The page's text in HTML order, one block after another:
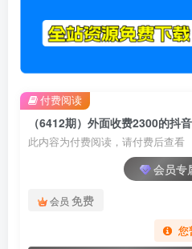
此内容为付费阅读，请付费后查看
会员专
会员 免费
您
付费阅读